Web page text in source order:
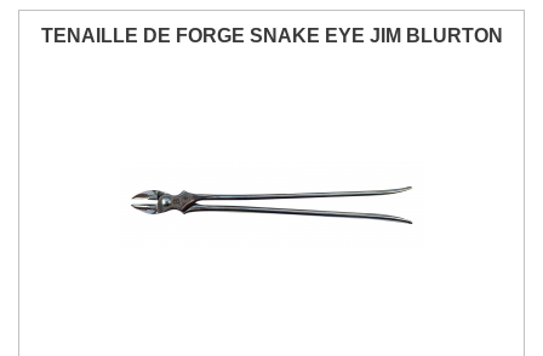
TENAILLE DE FORGE SNAKE EYE JIM BLURTON